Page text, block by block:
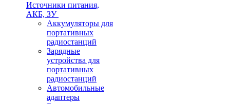
Источники питания,
АКБ, ЗУ
Аккумуляторы для
портативных
радиостанций
Зарядные
устройства для
портативных
радиостанций
Автомобильные
адаптеры